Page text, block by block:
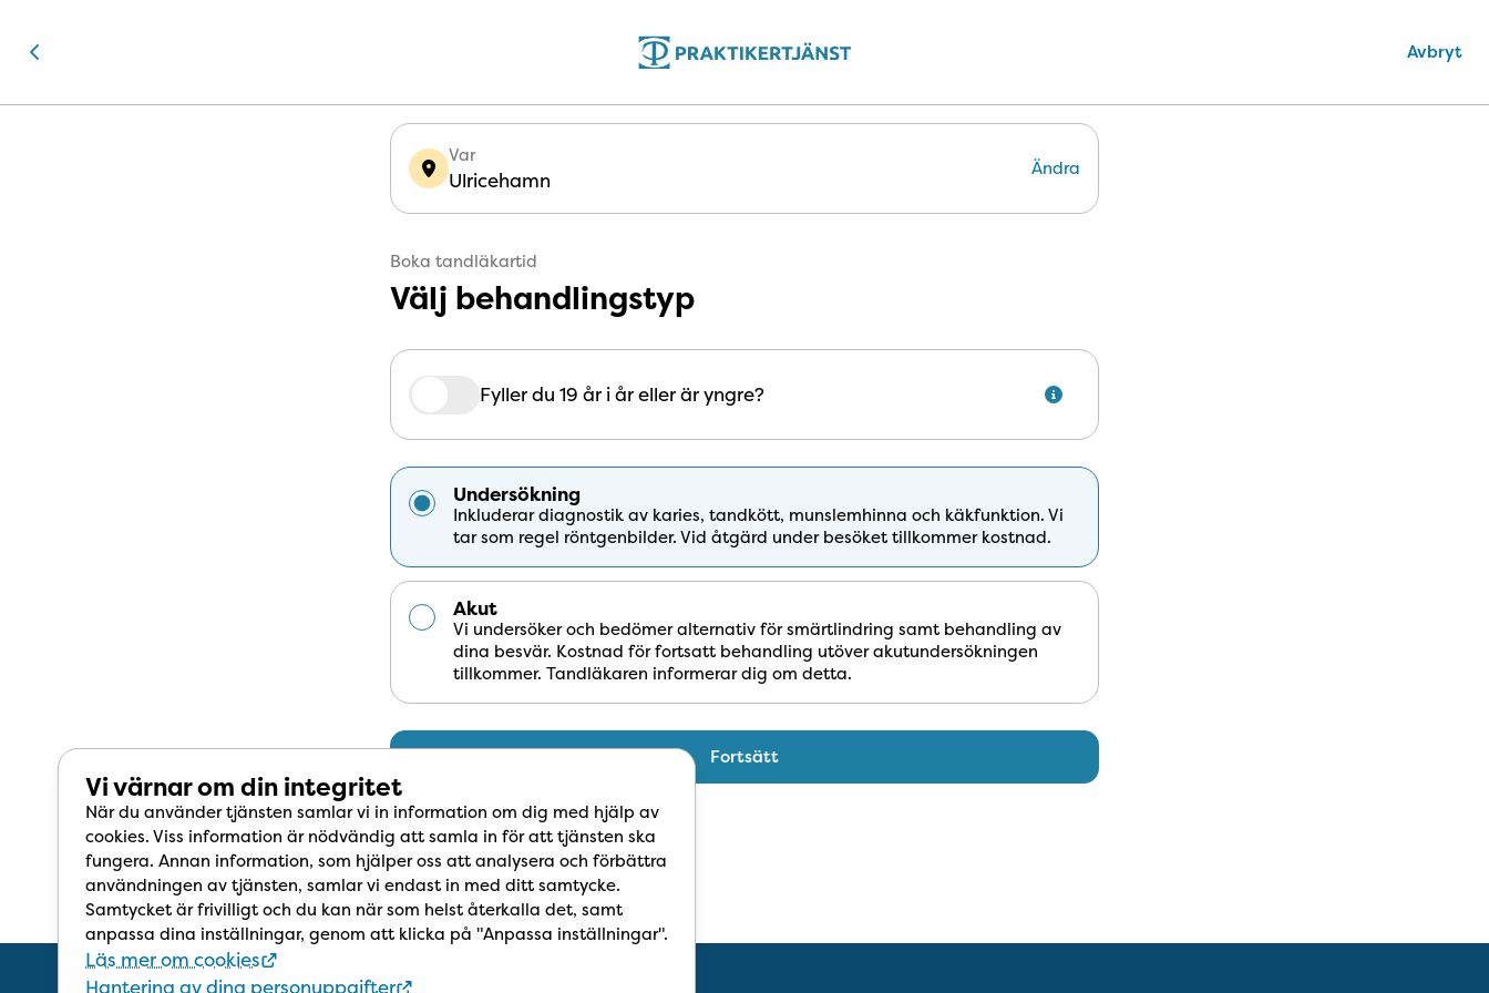
Avbryt
Var
Ulricehamn
Ändra
Boka tandläkartid
Välj behandlingstyp
Fyller du 19 år i år eller är yngre?
Undersökning
Inkluderar diagnostik av karies, tandkött, munslemhinna och käkfunktion. Vi
tar som regel röntgenbilder. Vid åtgärd under besöket tillkommer kostnad.
Akut
Vi undersöker och bedömer alternativ för smärtlindring samt behandling av
dina besvär. Kostnad för fortsatt behandling utöver akutundersökningen
tillkommer. Tandläkaren informerar dig om detta.​
Fortsätt
Vi värnar om din integritet
När du använder tjänsten samlar vi in information om dig med hjälp av
cookies. Viss information är nödvändig att samla in för att tjänsten ska
fungera. Annan information, som hjälper oss att analysera och förbättra
användningen av tjänsten, samlar vi endast in med ditt samtycke.
Samtycket är frivilligt och du kan när som helst återkalla det, samt
anpassa dina inställningar, genom att klicka på "Anpassa inställningar".
Läs mer om cookies
Hantering av dina personuppgifter